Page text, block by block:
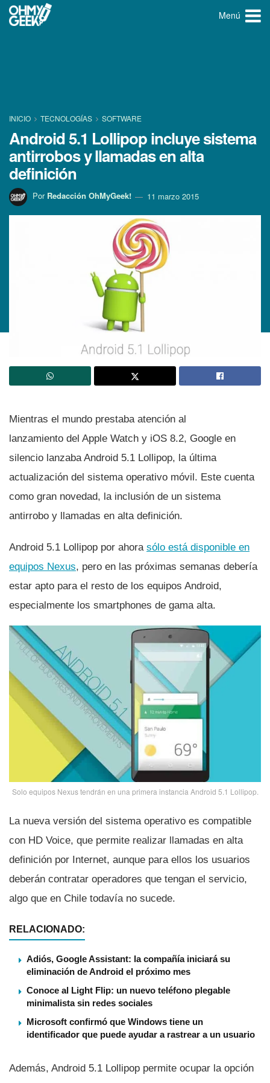
Menú
INICIO TECNOLOGÍ­AS SOFTWARE
Android 5.1 Lollipop incluye sistema
antirrobos y llamadas en alta
definición
Por Redacción OhMyGeek! 11 marzo 2015
Mientras el mundo prestaba atención al
lanzamiento del Apple Watch y iOS 8.2, Google en
silencio lanzaba Android 5.1 Lollipop, la última
actualización del sistema operativo móvil. Este cuenta
como gran novedad, la inclusión de un sistema
antirrobo y llamadas en alta definición.
Android 5.1 Lollipop por ahora sólo está disponible en
equipos Nexus, pero en las próximas semanas deberí­a
estar apto para el resto de los equipos Android,
especialmente los smartphones de gama alta.
Solo equipos Nexus tendrán en una primera instancia Android 5.1 Lollipop.
La nueva versión del sistema operativo es compatible
con HD Voice, que permite realizar llamadas en alta
definición por Internet, aunque para ellos los usuarios
deberán contratar operadores que tengan el servicio,
algo que en Chile todaví­a no sucede.
RELACIONADO:
Adiós, Google Assistant: la compañía iniciará su
eliminación de Android el próximo mes
Conoce al Light Flip: un nuevo teléfono plegable
minimalista sin redes sociales
Microsoft confirmó que Windows tiene un
identificador que puede ayudar a rastrear a un usuario
Además, Android 5.1 Lollipop permite ocupar la opción